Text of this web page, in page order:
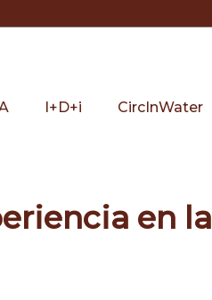
I+D+i CircInWater
en la